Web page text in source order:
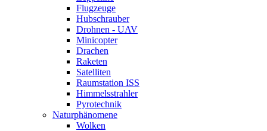
Flugzeuge
Hubschrauber
Drohnen - UAV
Minicopter
Drachen
Raketen
Satelliten
Raumstation ISS
Himmelsstrahler
Pyrotechnik
Naturphänomene
Wolken